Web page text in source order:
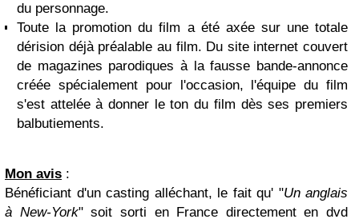
du personnage.
Toute la promotion du film a été axée sur une totale
dérision déjà préalable au film. Du site internet couvert
de magazines parodiques à la fausse bande-annonce
créée spécialement pour l'occasion, l'équipe du film
s'est attelée à donner le ton du film dès ses premiers
balbutiements.
Mon avis :
Bénéficiant d'un casting alléchant, le fait qu' "Un anglais
à New-York" soit sorti en France directement en dvd